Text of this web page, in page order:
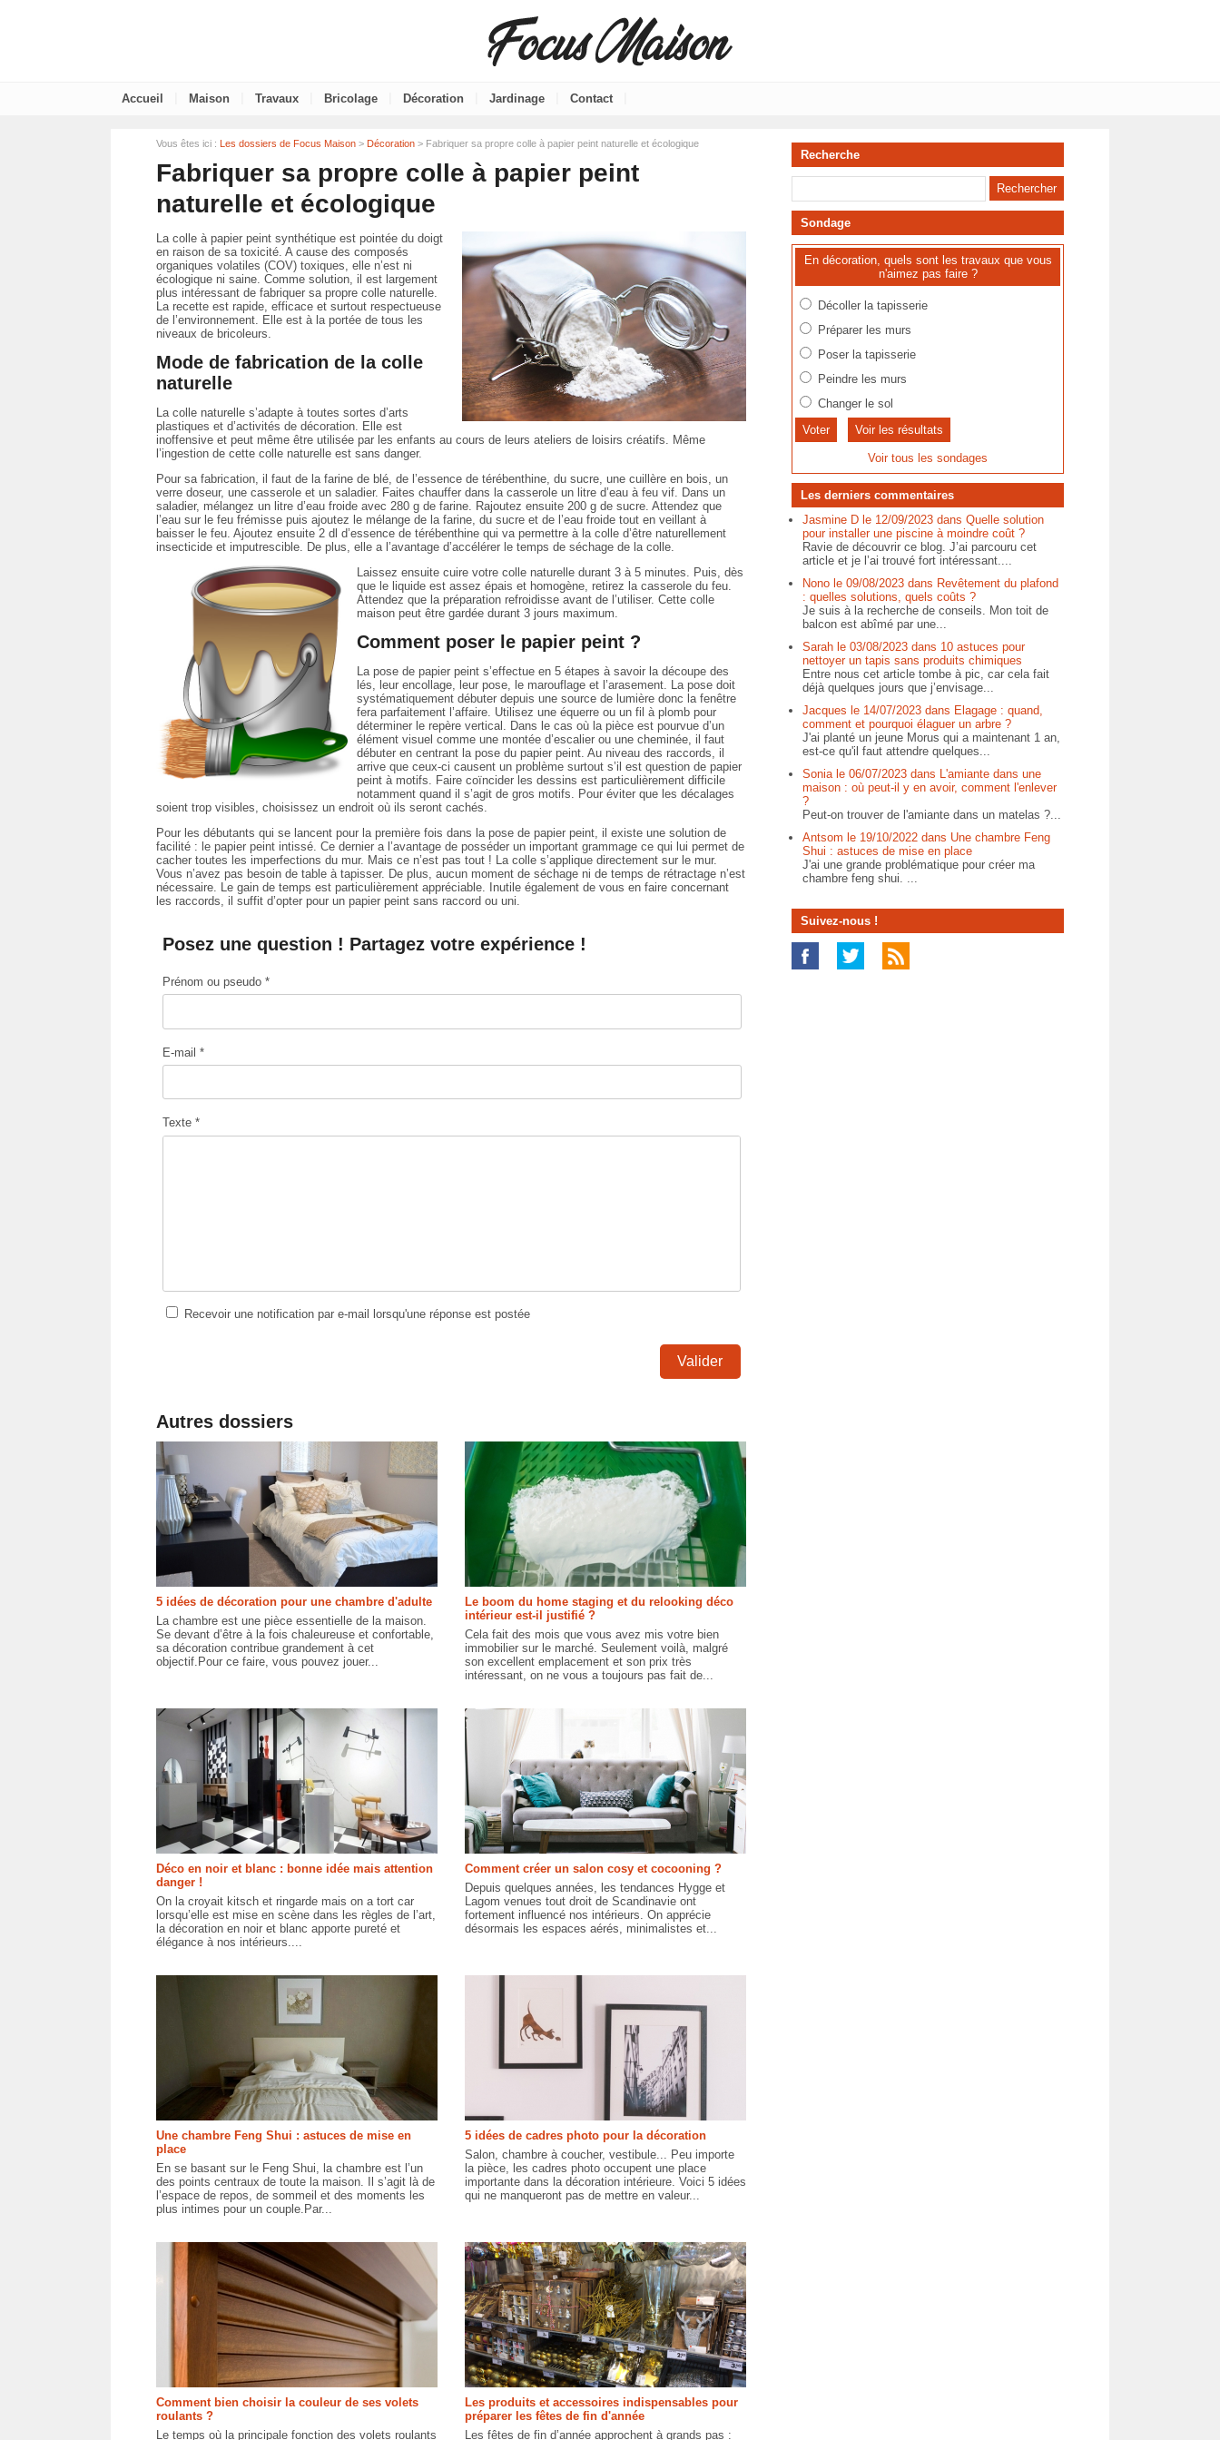
Accueil Maison Travaux Bricolage Décoration Jardinage Contact
Vous êtes ici : Les dossiers de Focus Maison > Décoration > Fabriquer sa propre colle à papier peint naturelle et écologique
Fabriquer sa propre colle à papier peint
naturelle et écologique
La colle à papier peint synthétique est pointée du doigt
en raison de sa toxicité. A cause des composés
organiques volatiles (COV) toxiques, elle n’est ni
écologique ni saine. Comme solution, il est largement
plus intéressant de fabriquer sa propre colle naturelle.
La recette est rapide, efficace et surtout respectueuse
de l’environnement. Elle est à la portée de tous les
niveaux de bricoleurs.
Mode de fabrication de la colle
naturelle
La colle naturelle s’adapte à toutes sortes d’arts
plastiques et d’activités de décoration. Elle est
inoffensive et peut même être utilisée par les enfants au cours de leurs ateliers de loisirs créatifs. Même
l’ingestion de cette colle naturelle est sans danger.
Pour sa fabrication, il faut de la farine de blé, de l’essence de térébenthine, du sucre, une cuillère en bois, un
verre doseur, une casserole et un saladier. Faites chauffer dans la casserole un litre d’eau à feu vif. Dans un
saladier, mélangez un litre d’eau froide avec 280 g de farine. Rajoutez ensuite 200 g de sucre. Attendez que
l’eau sur le feu frémisse puis ajoutez le mélange de la farine, du sucre et de l’eau froide tout en veillant à
baisser le feu. Ajoutez ensuite 2 dl d’essence de térébenthine qui va permettre à la colle d’être naturellement
insecticide et imputrescible. De plus, elle a l’avantage d’accélérer le temps de séchage de la colle.
Laissez ensuite cuire votre colle naturelle durant 3 à 5 minutes. Puis, dès
que le liquide est assez épais et homogène, retirez la casserole du feu.
Attendez que la préparation refroidisse avant de l’utiliser. Cette colle
maison peut être gardée durant 3 jours maximum.
Comment poser le papier peint ?
La pose de papier peint s’effectue en 5 étapes à savoir la découpe des
lés, leur encollage, leur pose, le marouflage et l’arasement. La pose doit
systématiquement débuter depuis une source de lumière donc la fenêtre
fera parfaitement l’affaire. Utilisez une équerre ou un fil à plomb pour
déterminer le repère vertical. Dans le cas où la pièce est pourvue d’un
élément visuel comme une montée d’escalier ou une cheminée, il faut
débuter en centrant la pose du papier peint. Au niveau des raccords, il
arrive que ceux-ci causent un problème surtout s’il est question de papier
peint à motifs. Faire coïncider les dessins est particulièrement difficile
notamment quand il s’agit de gros motifs. Pour éviter que les décalages
soient trop visibles, choisissez un endroit où ils seront cachés.
Pour les débutants qui se lancent pour la première fois dans la pose de papier peint, il existe une solution de
facilité : le papier peint intissé. Ce dernier a l’avantage de posséder un important grammage ce qui lui permet de
cacher toutes les imperfections du mur. Mais ce n’est pas tout ! La colle s’applique directement sur le mur.
Vous n’avez pas besoin de table à tapisser. De plus, aucun moment de séchage ni de temps de rétractage n’est
nécessaire. Le gain de temps est particulièrement appréciable. Inutile également de vous en faire concernant
les raccords, il suffit d’opter pour un papier peint sans raccord ou uni.
Posez une question ! Partagez votre expérience !
Prénom ou pseudo *
E-mail *
Texte *
Recevoir une notification par e-mail lorsqu'une réponse est postée
Valider
Autres dossiers
5 idées de décoration pour une chambre d'adulte
La chambre est une pièce essentielle de la maison.
Se devant d’être à la fois chaleureuse et confortable,
sa décoration contribue grandement à cet
objectif.Pour ce faire, vous pouvez jouer...
Le boom du home staging et du relooking déco
intérieur est-il justifié ?
Cela fait des mois que vous avez mis votre bien
immobilier sur le marché. Seulement voilà, malgré
son excellent emplacement et son prix très
intéressant, on ne vous a toujours pas fait de...
Déco en noir et blanc : bonne idée mais attention
danger !
On la croyait kitsch et ringarde mais on a tort car
lorsqu’elle est mise en scène dans les règles de l’art,
la décoration en noir et blanc apporte pureté et
élégance à nos intérieurs....
Comment créer un salon cosy et cocooning ?
Depuis quelques années, les tendances Hygge et
Lagom venues tout droit de Scandinavie ont
fortement influencé nos intérieurs. On apprécie
désormais les espaces aérés, minimalistes et...
Une chambre Feng Shui : astuces de mise en
place
En se basant sur le Feng Shui, la chambre est l’un
des points centraux de toute la maison. Il s’agit là de
l’espace de repos, de sommeil et des moments les
plus intimes pour un couple.Par...
5 idées de cadres photo pour la décoration
Salon, chambre à coucher, vestibule... Peu importe
la pièce, les cadres photo occupent une place
importante dans la décoration intérieure. Voici 5 idées
qui ne manqueront pas de mettre en valeur...
Comment bien choisir la couleur de ses volets
roulants ?
Le temps où la principale fonction des volets roulants
Les produits et accessoires indispensables pour
préparer les fêtes de fin d'année
Les fêtes de fin d’année approchent à grands pas :
Recherche
Sondage
En décoration, quels sont les travaux que vous
n'aimez pas faire ?
Décoller la tapisserie
Préparer les murs
Poser la tapisserie
Peindre les murs
Changer le sol
Voir les résultats
Voir tous les sondages
Les derniers commentaires
Jasmine D le 12/09/2023 dans Quelle solution
pour installer une piscine à moindre coût ?
Ravie de découvrir ce blog. J’ai parcouru cet
article et je l’ai trouvé fort intéressant....
Nono le 09/08/2023 dans Revêtement du plafond
: quelles solutions, quels coûts ?
Je suis à la recherche de conseils. Mon toit de
balcon est abîmé par une...
Sarah le 03/08/2023 dans 10 astuces pour
nettoyer un tapis sans produits chimiques
Entre nous cet article tombe à pic, car cela fait
déjà quelques jours que j’envisage...
Jacques le 14/07/2023 dans Elagage : quand,
comment et pourquoi élaguer un arbre ?
J'ai planté un jeune Morus qui a maintenant 1 an,
est-ce qu'il faut attendre quelques...
Sonia le 06/07/2023 dans L'amiante dans une
maison : où peut-il y en avoir, comment l'enlever
?
Peut-on trouver de l'amiante dans un matelas ?...
Antsom le 19/10/2022 dans Une chambre Feng
Shui : astuces de mise en place
J'ai une grande problématique pour créer ma
chambre feng shui. ...
Suivez-nous !